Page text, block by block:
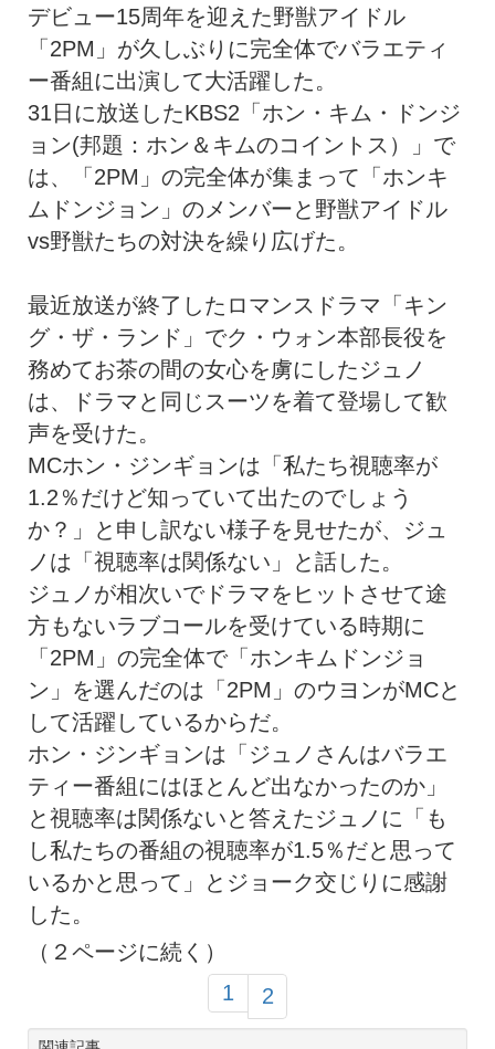
デビュー15周年を迎えた野獣アイドル
「2PM」が久しぶりに完全体でバラエティ
ー番組に出演して大活躍した。
31日に放送したKBS2「ホン・キム・ドンジ
ョン(邦題：ホン＆キムのコイントス）」で
は、「2PM」の完全体が集まって「ホンキ
ムドンジョン」のメンバーと野獣アイドル
vs野獣たちの対決を繰り広げた。
最近放送が終了したロマンスドラマ「キン
グ・ザ・ランド」でク・ウォン本部長役を
務めてお茶の間の女心を虜にしたジュノ
は、ドラマと同じスーツを着て登場して歓
声を受けた。
MCホン・ジンギョンは「私たち視聴率が
1.2％だけど知っていて出たのでしょう
か？」と申し訳ない様子を見せたが、ジュ
ノは「視聴率は関係ない」と話した。
ジュノが相次いでドラマをヒットさせて途
方もないラブコールを受けている時期に
「2PM」の完全体で「ホンキムドンジョ
ン」を選んだのは「2PM」のウヨンがMCと
して活躍しているからだ。
ホン・ジンギョンは「ジュノさんはバラエ
ティー番組にはほとんど出なかったのか」
と視聴率は関係ないと答えたジュノに「も
し私たちの番組の視聴率が1.5％だと思って
いるかと思って」とジョーク交じりに感謝
した。
（２ページに続く）
1
2